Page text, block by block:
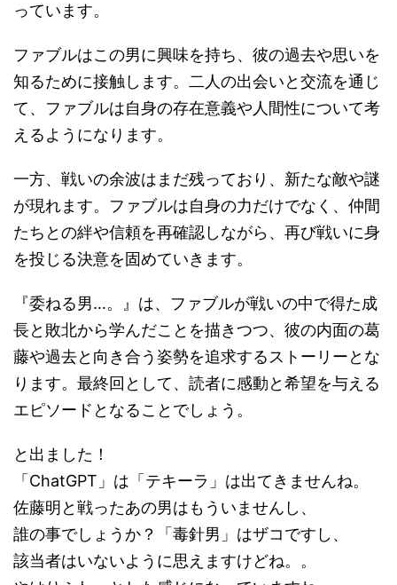
っています。
ファブルはこの男に興味を持ち、彼の過去や思いを
知るために接触します。二人の出会いと交流を通じ
て、ファブルは自身の存在意義や人間性について考
えるようになります。
一方、戦いの余波はまだ残っており、新たな敵や謎
が現れます。ファブルは自身の力だけでなく、仲間
たちとの絆や信頼を再確認しながら、再び戦いに身
を投じる決意を固めていきます。
『委ねる男…。』は、ファブルが戦いの中で得た成
長と敗北から学んだことを描きつつ、彼の内面の葛
藤や過去と向き合う姿勢を追求するストーリーとな
ります。最終回として、読者に感動と希望を与える
エピソードとなることでしょう。
と出ました！
「ChatGPT」は「テキーラ」は出てきませんね。
佐藤明と戦ったあの男はもういませんし、
誰の事でしょうか？「毒針男」はザコですし、
該当者はいないように思えますけどね。。